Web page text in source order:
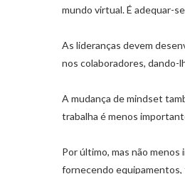
mundo virtual. É adequar-
As lideranças devem
nos colaboradores, dando-
A mudança de mindset
trabalha é menos
Por último, mas não
fornecendo equipamentos,